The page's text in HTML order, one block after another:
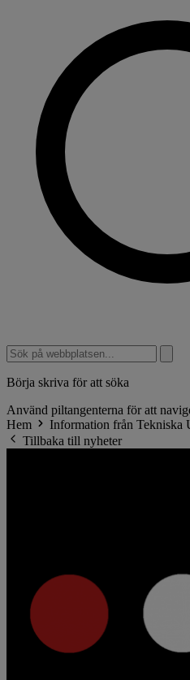
Börja skriva för att söka
Använd piltangenterna för att
Hem
Information från Tekniska
Tillbaka till nyheter